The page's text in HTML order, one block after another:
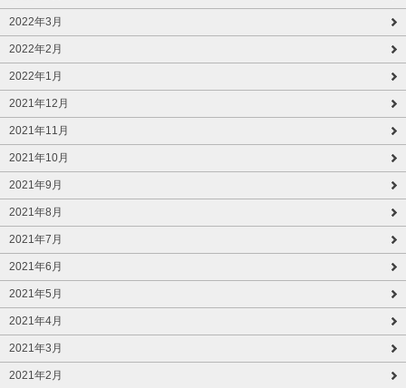
2022年3月
2022年2月
2022年1月
2021年12月
2021年11月
2021年10月
2021年9月
2021年8月
2021年7月
2021年6月
2021年5月
2021年4月
2021年3月
2021年2月